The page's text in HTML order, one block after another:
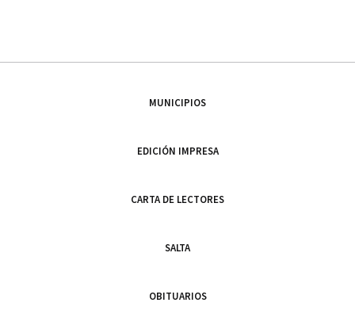
MUNICIPIOS
EDICIÓN IMPRESA
CARTA DE LECTORES
SALTA
OBITUARIOS